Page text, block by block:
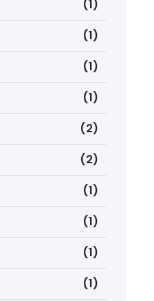
(1)
(1)
(1)
(1)
(2)
(2)
(1)
(1)
(1)
(1)